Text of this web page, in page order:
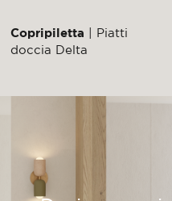
Copripiletta | Piatti
doccia Delta